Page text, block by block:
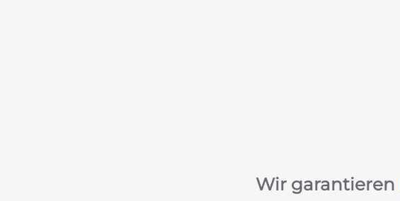
Wir garantieren